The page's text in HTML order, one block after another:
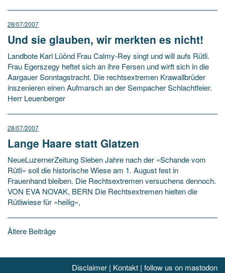
28/07/2007
Und sie glauben, wir merkten es nicht!
Landbote Karl Lüönd Frau Calmy-Rey singt und will aufs Rütli.
Frau Egerszegy heftet sich an ihre Fersen und wirft sich in die
Aargauer Sonntagstracht. Die rechtsextremen Krawallbrüder
inszenieren einen Aufmarsch an der Sempacher Schlachtfeier.
Herr Leuenberger
28/07/2007
Lange Haare statt Glatzen
NeueLuzernerZeitung Sieben Jahre nach der «Schande vom
Rütli» soll die historische Wiese am 1. August fest in
Frauenhand bleiben. Die Rechtsextremen versuchens dennoch.
VON EVA NOVAK, BERN Die Rechtsextremen hielten die
Rütliwiese für «heilig»,
Beitragsnavigation
Ältere Beiträge
Disclaimer | Kontakt | follow us on mastodon